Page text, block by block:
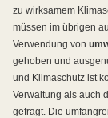
zu wirksamem
müssen im übrigen
Verwendung von
gehoben und
und Klimaschutz ist
Verwaltung als auch
gefragt. Die